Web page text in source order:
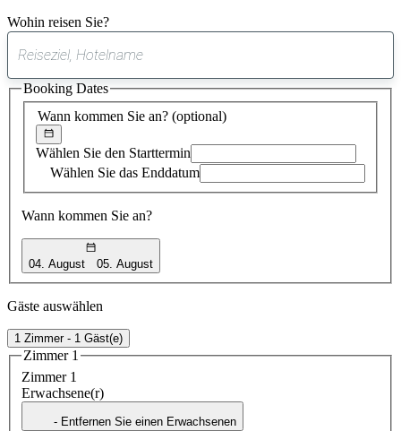
Wohin reisen Sie?
gefundener
Vorschlag
Wann kommen Sie an? (optional)
Wählen Sie den Starttermin
Wählen Sie das Enddatum
Wann kommen Sie an?
04. August 05. August
Booking Dates
Gäste auswählen
1 Zimmer - 1 Gäst(e)
Zimmer 1
Zimmer 1
Erwachsene(r)
- Entfernen Sie einen Erwachsenen